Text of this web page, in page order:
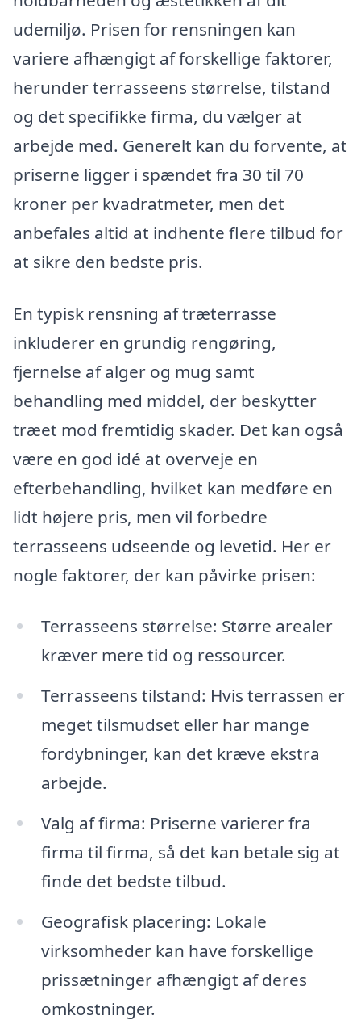
udemiljø. Prisen for rensningen kan
variere afhængigt af forskellige faktorer,
herunder terrasseens størrelse, tilstand
og det specifikke firma, du vælger at
arbejde med. Generelt kan du forvente, at
priserne ligger i spændet fra 30 til 70
kroner per kvadratmeter, men det
anbefales altid at indhente flere tilbud for
at sikre den bedste pris.
En typisk rensning af træterrasse
inkluderer en grundig rengøring,
fjernelse af alger og mug samt
behandling med middel, der beskytter
træet mod fremtidig skader. Det kan også
være en god idé at overveje en
efterbehandling, hvilket kan medføre en
lidt højere pris, men vil forbedre
terrasseens udseende og levetid. Her er
nogle faktorer, der kan påvirke prisen:
Terrasseens størrelse: Større arealer
kræver mere tid og ressourcer.
Terrasseens tilstand: Hvis terrassen er
meget tilsmudset eller har mange
fordybninger, kan det kræve ekstra
arbejde.
Valg af firma: Priserne varierer fra
firma til firma, så det kan betale sig at
finde det bedste tilbud.
Geografisk placering: Lokale
virksomheder kan have forskellige
prissætninger afhængigt af deres
omkostninger.